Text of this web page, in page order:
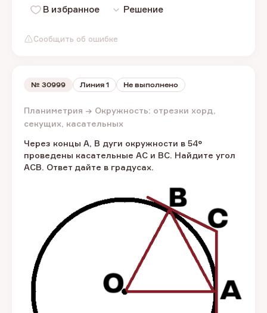
Сообщить об ошибке
В избранное Решение
№ 30999 Линия 1 Не выполнено
Планиметрия → Окружность: отрезки хорд,
секущих, касательных
Через концы A, B дуги окружности в 54°
проведены касательные AC и BC. Найдите угол
ACB. Ответ дайте в градусах.